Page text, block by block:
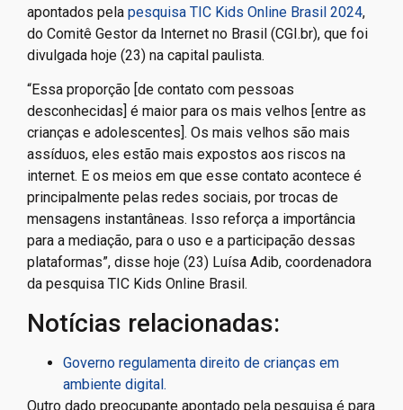
apontados pela pesquisa TIC Kids Online Brasil 2024,
do Comitê Gestor da Internet no Brasil (CGI.br), que foi
divulgada hoje (23) na capital paulista.
“Essa proporção [de contato com pessoas
desconhecidas] é maior para os mais velhos [entre as
crianças e adolescentes]. Os mais velhos são mais
assíduos, eles estão mais expostos aos riscos na
internet. E os meios em que esse contato acontece é
principalmente pelas redes sociais, por trocas de
mensagens instantâneas. Isso reforça a importância
para a mediação, para o uso e a participação dessas
plataformas”, disse hoje (23) Luísa Adib, coordenadora
da pesquisa TIC Kids Online Brasil.
Notícias relacionadas:
Governo regulamenta direito de crianças em
ambiente digital.
Outro dado preocupante apontado pela pesquisa é para